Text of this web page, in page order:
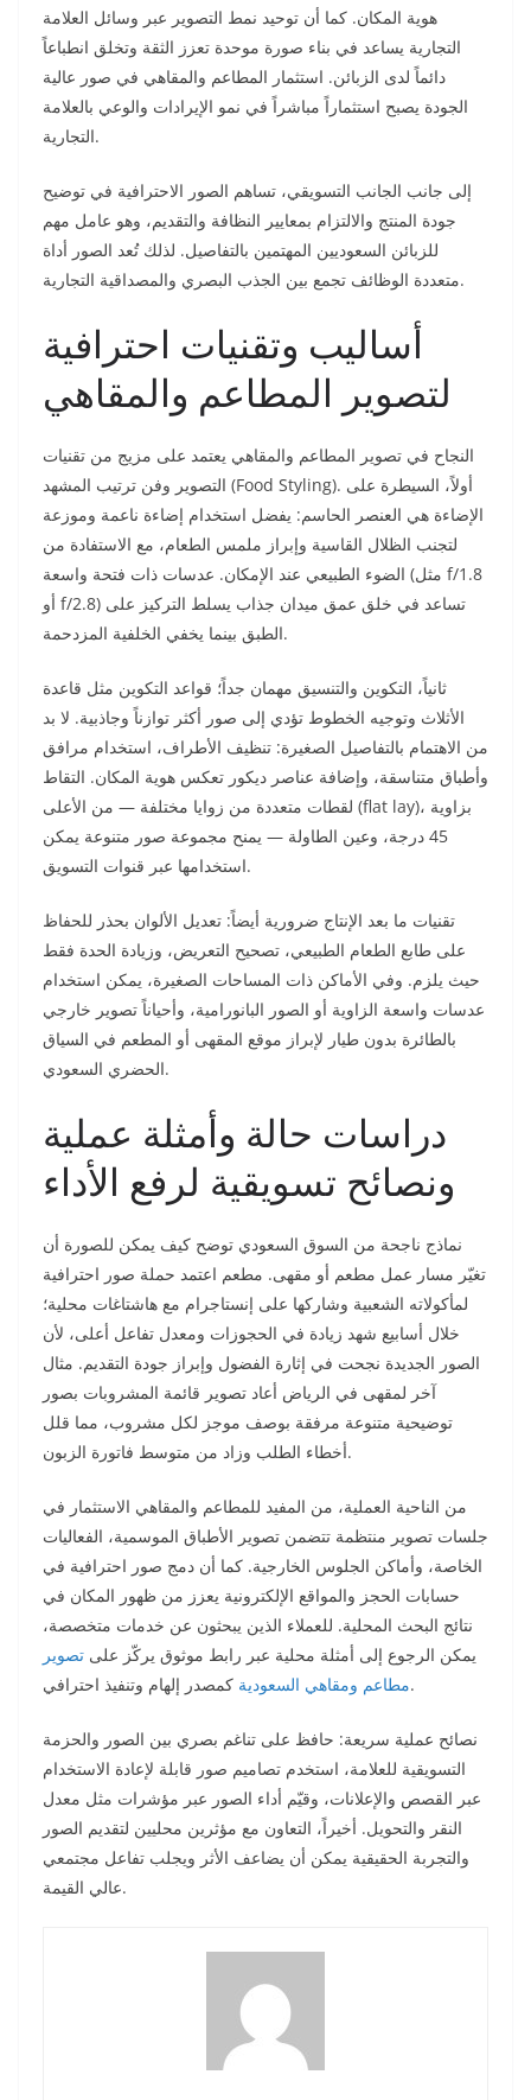
هوية المكان. كما أن توحيد نمط التصوير عبر وسائل العلامة
التجارية يساعد في بناء صورة موحدة تعزز الثقة وتخلق انطباعاً
دائماً لدى الزبائن. استثمار المطاعم والمقاهي في صور عالية
الجودة يصبح استثماراً مباشراً في نمو الإيرادات والوعي بالعلامة
التجارية.
إلى جانب الجانب التسويقي، تساهم الصور الاحترافية في توضيح
جودة المنتج والالتزام بمعايير النظافة والتقديم، وهو عامل مهم
للزبائن السعوديين المهتمين بالتفاصيل. لذلك تُعد الصور أداة
متعددة الوظائف تجمع بين الجذب البصري والمصداقية التجارية.
أساليب وتقنيات احترافية
لتصوير المطاعم والمقاهي
النجاح في تصوير المطاعم والمقاهي يعتمد على مزيج من تقنيات
التصوير وفن ترتيب المشهد (Food Styling). أولاً، السيطرة على
الإضاءة هي العنصر الحاسم: يفضل استخدام إضاءة ناعمة وموزعة
لتجنب الظلال القاسية وإبراز ملمس الطعام، مع الاستفادة من
الضوء الطبيعي عند الإمكان. عدسات ذات فتحة واسعة (مثل f/1.8
أو f/2.8) تساعد في خلق عمق ميدان جذاب يسلط التركيز على
الطبق بينما يخفي الخلفية المزدحمة.
ثانياً، التكوين والتنسيق مهمان جداً؛ قواعد التكوين مثل قاعدة
الأثلاث وتوجيه الخطوط تؤدي إلى صور أكثر توازناً وجاذبية. لا بد
من الاهتمام بالتفاصيل الصغيرة: تنظيف الأطراف، استخدام مرافق
وأطباق متناسقة، وإضافة عناصر ديكور تعكس هوية المكان. التقاط
لقطات متعددة من زوايا مختلفة — من الأعلى (flat lay)، بزاوية
45 درجة، وعين الطاولة — يمنح مجموعة صور متنوعة يمكن
استخدامها عبر قنوات التسويق.
تقنيات ما بعد الإنتاج ضرورية أيضاً: تعديل الألوان بحذر للحفاظ
على طابع الطعام الطبيعي، تصحيح التعريض، وزيادة الحدة فقط
حيث يلزم. وفي الأماكن ذات المساحات الصغيرة، يمكن استخدام
عدسات واسعة الزاوية أو الصور البانورامية، وأحياناً تصوير خارجي
بالطائرة بدون طيار لإبراز موقع المقهى أو المطعم في السياق
الحضري السعودي.
دراسات حالة وأمثلة عملية
ونصائح تسويقية لرفع الأداء
نماذج ناجحة من السوق السعودي توضح كيف يمكن للصورة أن
تغيّر مسار عمل مطعم أو مقهى. مطعم اعتمد حملة صور احترافية
لمأكولاته الشعبية وشاركها على إنستاجرام مع هاشتاغات محلية؛
خلال أسابيع شهد زيادة في الحجوزات ومعدل تفاعل أعلى، لأن
الصور الجديدة نجحت في إثارة الفضول وإبراز جودة التقديم. مثال
آخر لمقهى في الرياض أعاد تصوير قائمة المشروبات بصور
توضيحية متنوعة مرفقة بوصف موجز لكل مشروب، مما قلل
أخطاء الطلب وزاد من متوسط فاتورة الزبون.
من الناحية العملية، من المفيد للمطاعم والمقاهي الاستثمار في
جلسات تصوير منتظمة تتضمن تصوير الأطباق الموسمية، الفعاليات
الخاصة، وأماكن الجلوس الخارجية. كما أن دمج صور احترافية في
حسابات الحجز والمواقع الإلكترونية يعزز من ظهور المكان في
نتائج البحث المحلية. للعملاء الذين يبحثون عن خدمات متخصصة،
يمكن الرجوع إلى أمثلة محلية عبر رابط موثوق يركّز على تصوير
مطاعم ومقاهي السعوديةكمصدر إلهام وتنفيذ احترافي.
نصائح عملية سريعة: حافظ على تناغم بصري بين الصور والحزمة
التسويقية للعلامة، استخدم تصاميم صور قابلة لإعادة الاستخدام
عبر القصص والإعلانات، وقيّم أداء الصور عبر مؤشرات مثل معدل
النقر والتحويل. أخيراً، التعاون مع مؤثرين محليين لتقديم الصور
والتجربة الحقيقية يمكن أن يضاعف الأثر ويجلب تفاعل مجتمعي
عالي القيمة.